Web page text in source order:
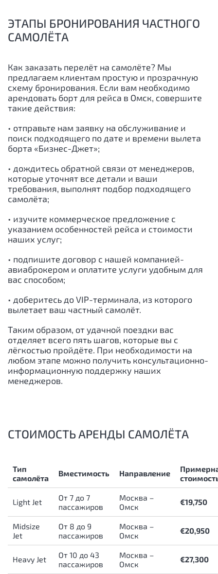
ЭТАПЫ БРОНИРОВАНИЯ ЧАСТНОГО
САМОЛЁТА
Как заказать перелёт на самолёте? Мы
предлагаем клиентам простую и прозрачную
схему бронирования. Если вам необходимо
арендовать борт для рейса в Омск, совершите
такие действия:
• отправьте нам заявку на обслуживание и
поиск подходящего по дате и времени вылета
борта «Бизнес-Джет»;
• дождитесь обратной связи от менеджеров,
которые уточнят все детали и ваши
требования, выполнят подбор подходящего
самолёта;
• изучите коммерческое предложение с
указанием особенностей рейса и стоимости
наших услуг;
• подпишите договор с нашей компанией-
авиаброкером и оплатите услуги удобным для
вас способом;
• доберитесь до VIP-терминала, из которого
вылетает ваш частный самолёт.
Таким образом, от удачной поездки вас
отделяет всего пять шагов, которые вы с
лёгкостью пройдёте. При необходимости на
любом этапе можно получить консультационно-
информационную поддержку наших
менеджеров.
СТОИМОСТЬ АРЕНДЫ САМОЛЁТА
Тип
самолёта
Вместимость Направление
Light Jet
От 7 до 7
пассажиров
Москва –
Омск
€19,750
Midsize
Jet
От 8 до 9
пассажиров
Москва –
Омск
€20,950
Heavy Jet
От 10 до 43
пассажиров
Москва –
Омск
€27,300